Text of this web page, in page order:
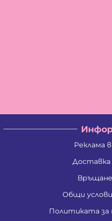
Реклама
Доставка
Връщане
Общи
Политиката